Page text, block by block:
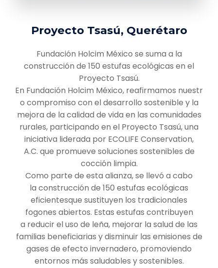
Proyecto Tsasú, Querétaro
Fundación Holcim México se suma a la
construcción de 150 estufas ecológicas en el
Proyecto Tsasú.
En Fundación Holcim México, reafirmamos nuestr
o compromiso con el desarrollo sostenible y la
mejora de la calidad de vida en las comunidades
rurales, participando en el Proyecto Tsasú, una
iniciativa liderada por ECOLIFE Conservation,
A.C. que promueve soluciones sostenibles de
cocción limpia.
Como parte de esta alianza, se llevó a cabo
la construcción de 150 estufas ecológicas
eficientesque sustituyen los tradicionales
fogones abiertos. Estas estufas contribuyen
a reducir el uso de leña, mejorar la salud de las
familias beneficiarias y disminuir las emisiones de
gases de efecto invernadero, promoviendo
entornos más saludables y sostenibles.